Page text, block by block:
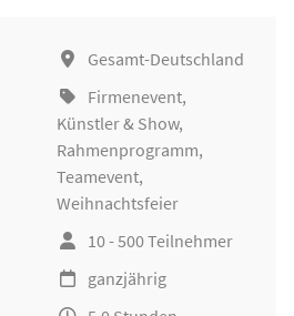
Gesamt-Deutschland
Firmenevent,
Künstler & Show,
Rahmenprogramm,
Teamevent,
Weihnachtsfeier
10 - 500 Teilnehmer
ganzjährig